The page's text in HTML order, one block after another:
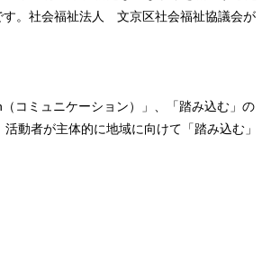
す。社会福祉法人 文京区社会福祉協議会が
コミュニケーション）」、「踏み込む」の
動者が主体的に地域に向けて「踏み込む」